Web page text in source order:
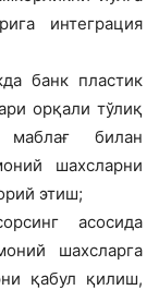
интеграция
банк пластик
орқали тўлиқ
маблағ билан
шахсларни
этиш;
асосида
шахсларга
қабул қилиш,